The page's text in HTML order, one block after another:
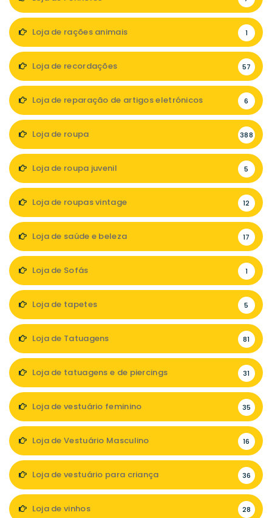
Loja de rações animais 1
Loja de recordações 57
Loja de reparação de artigos eletrónicos 6
Loja de roupa 388
Loja de roupa juvenil 5
Loja de roupas vintage 12
Loja de saúde e beleza 17
Loja de Sofás 1
Loja de tapetes 5
Loja de Tatuagens 81
Loja de tatuagens e de piercings 31
Loja de vestuário feminino 35
Loja de Vestuário Masculino 16
Loja de vestuário para criança 36
Loja de vinhos 28